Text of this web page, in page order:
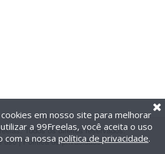
Todos os direitos reservados.
uso| Política de privacidade
em nosso site para melhorar
a 99Freelas, você aceita o uso
com a nossa política de privacidade.